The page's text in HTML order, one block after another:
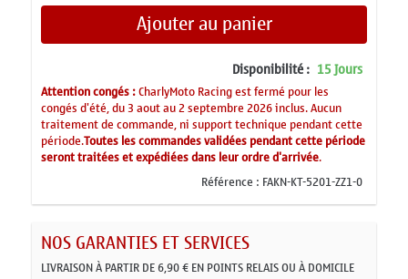
Ajouter au panier
Disponibilité : 15 Jours
Attention congés :CharlyMoto Racing est fermé pour les
congés d'été, du 3 aout au 2 septembre 2026 inclus. Aucun
traitement de commande, ni support technique pendant cette
période.Toutes les commandes validées pendant cette période
seront traitées et expédiées dans leur ordre d'arrivée.
Référence : FAKN-KT-5201-ZZ1-0
NOS GARANTIES ET SERVICES
LIVRAISON À PARTIR DE 6,90 € EN POINTS RELAIS OU À DOMICILE